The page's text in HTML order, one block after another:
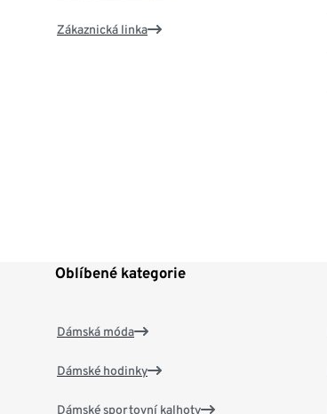
Zákaznická linka
Oblíbené kategorie
Dámská móda
Dámské hodinky
Dámské sportovní kalhoty